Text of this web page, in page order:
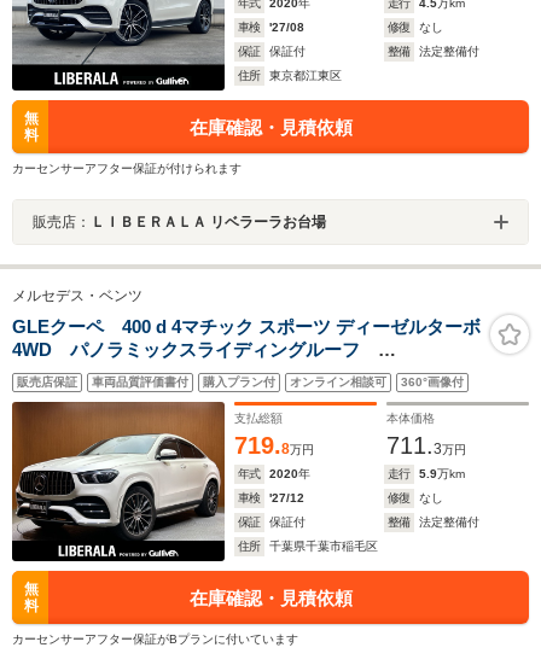
年式
2020年 走行 4.5万km
車検
'27/08 修復
なし
保証
保証付 整備
法定整備付
住所
東京都江東区
無
料
在庫確認・見積依頼
カーセンサーアフター保証が付けられます
販売店： ＬＩＢＥＲＡＬＡ リベラーラお台場
メルセデス・ベンツ
GLEクーペ 400 d 4マチック スポーツ ディーゼルターボ
4WD パノラミックスライディングルーフ
Burmester 黒革シート ベンチレーション シートヒ
ーター パワーシート HUD アンビエントライト
360°カメラ 電動リアゲート ワイヤレスチャージン
グ ドラレコ ETC
販売店保証 車両品質評価書付 購入プラン付 オンライン相談可 360°画像付
支払総額
719.8万円
本体価格
711.3万円
年式
2020年 走行 5.9万km
車検
'27/12 修復
なし
保証
保証付 整備
法定整備付
住所
千葉県千葉市稲毛区
無
料
在庫確認・見積依頼
カーセンサーアフター保証がBプランに付いています